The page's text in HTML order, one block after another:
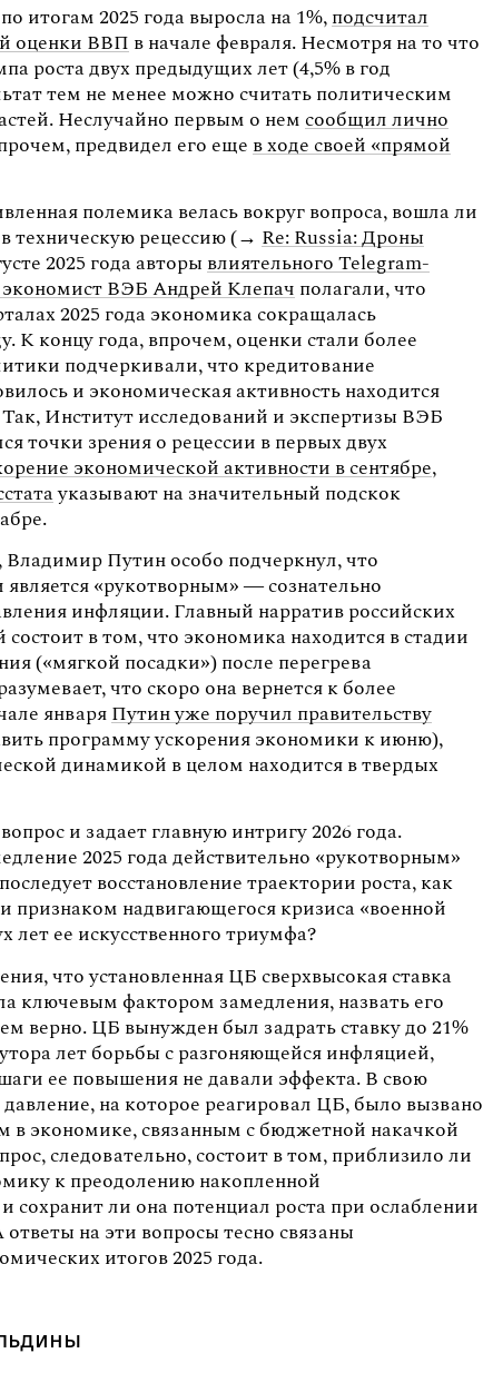
итогам 2025 года выросла на 1%,подсчитал
оценки ВВП в начале февраля. Несмотря на то что
роста двух предыдущих лет (4,5% в год
тем не менее можно считать политическим
Неслучайно первым о нем сообщил лично
предвидел его еще в ходе своей «прямой
полемика велась вокруг вопроса, вошла ли
техническую рецессию (→ Re: Russia: Дроны
2025 года авторы влиятельного Telegram-
ВЭБ Андрей Клепач полагали, что
2025 года экономика сокращалась
К концу года, впрочем, оценки стали более
подчеркивали, что кредитование
и экономическая активность находится
Институт исследований и экспертизы ВЭБ
точки зрения о рецессии в первых двух
экономической активности в сентябре,
указывают на значительный подскок
Владимир Путин особо подчеркнул, что
«рукотворным» — сознательно
инфляции. Главный нарратив российских
в том, что экономика находится в стадии
(«мягкой посадки») после перегрева
что скоро она вернется к более
январяПутин уже поручил правительству
программу ускорения экономики к июню),
динамикой в целом находится в твердых
и задает главную интригу 2026 года.
2025 года действительно «рукотворным»
восстановление траектории роста, как
признаком надвигающегося кризиса «военной
лет ее искусственного триумфа?
что установленная ЦБ сверхвысокая ставка
ключевым фактором замедления, назвать его
верно. ЦБ вынужден был задрать ставку до 21%
лет борьбы с разгоняющейся инфляцией,
ее повышения не давали эффекта. В свою
на которое реагировал ЦБ, было вызвано
в экономике, связанным с бюджетной накачкой
следовательно, состоит в том, приблизило ли
к преодолению накопленной
сохранит ли она потенциал роста при ослаблении
на эти вопросы тесно связаны
итогов 2025 года.